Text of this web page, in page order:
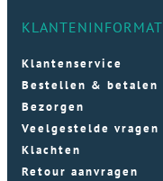
Klantenservice
Bestellen & betalen
Bezorgen
Veelgestelde vragen
Klachten
Retour aanvragen